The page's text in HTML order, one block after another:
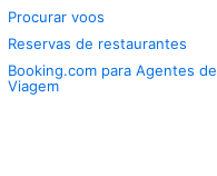
Procurar voos
Reservas de restaurantes
Booking.com para Agentes de
Viagem